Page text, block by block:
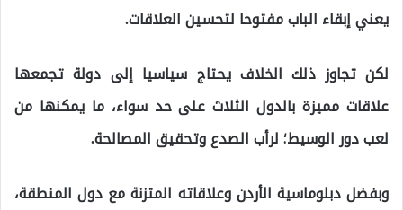
يعني إبقاء الباب مفتوحا لتحسين العلاقات.
لكن تجاوز ذلك الخلاف يحتاج سياسيا إلى دولة تجمعها
علاقات مميزة بالدول الثلاث على حد سواء، ما يمكنها من
لعب دور الوسيط؛ لرأب الصدع وتحقيق المصالحة.
وبفضل دبلوماسية الأردن وعلاقاته المتزنة مع دول المنطقة،